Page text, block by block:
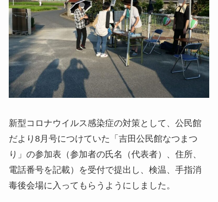
新型コロナウイルス感染症の対策として、公民館
だより8月号につけていた「吉田公民館なつまつ
り」の参加表（参加者の氏名（代表者）、住所、
電話番号を記載）を受付で提出し、検温、手指消
毒後会場に入ってもらうようにしました。